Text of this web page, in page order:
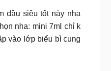
dầu siêu tốt này nha
nha: mini 7ml chỉ k
vào lớp biểu bì cung